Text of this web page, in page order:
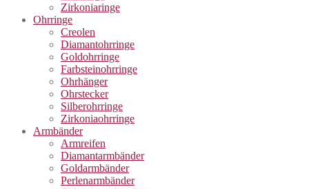
Zirkoniaringe
Ohrringe
Creolen
Diamantohrringe
Goldohrringe
Farbsteinohrringe
Ohrhänger
Ohrstecker
Silberohrringe
Zirkoniaohrringe
Armbänder
Armreifen
Diamantarmbänder
Goldarmbänder
Perlenarmbänder